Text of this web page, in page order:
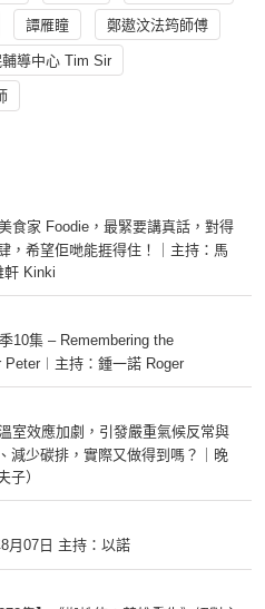
譚雁瞳 鄭遨汶法筠師傅
導中心 Tim Sir
食家 Foodie，最緊要講真話，對得
，希望佢哋能捱得住！｜主持：馬
軒 Kinki
10集 – Remembering the
主持：鍾一諾 Roger
室效應加劇，引發嚴重氣候反常與
減少碳排，實際又做得到嗎？｜晚
子）
月07日 主持：以諾